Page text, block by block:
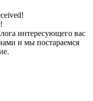
интересующего вас
и мы постараемся